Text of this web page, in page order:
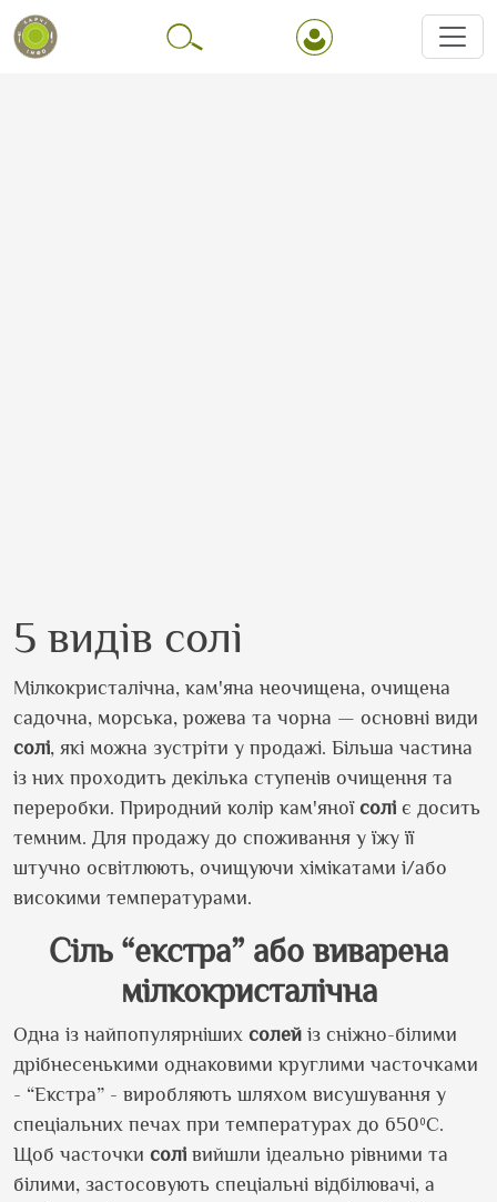
5 видів солі
Мілкокристалічна, кам'яна неочищена, очищена
садочна, морська, рожева та чорна — основні види
солі, які можна зустріти у продажі. Більша частина
із них проходить декілька ступенів очищення та
переробки. Природний колір кам'яної солі є досить
темним. Для продажу до споживання у їжу її
штучно освітлюють, очищуючи хімікатами і/або
високими температурами.
Сіль “екстра” або виварена
мілкокристалічна
Одна із найпопулярніших солей із сніжно-білими
дрібнесенькими однаковими круглими часточками
- “Екстра” - виробляють шляхом висушування у
спеціальних печах при температурах до 650ºС.
Щоб часточки солі вийшли ідеально рівними та
білими, застосовують спеціальні відбілювачі, а